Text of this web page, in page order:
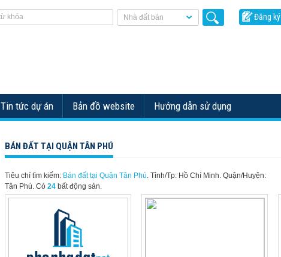
Đăng ký
Nhà đất bán
Tin tức dự án Bản đồ website Hướng dẫn sử dụng
BÁN ĐẤT TẠI QUẬN TÂN PHÚ
Tiêu chí tìm kiếm: Bán đất tại Quận Tân Phú. Tỉnh/Tp: Hồ Chí Minh. Quận/Huyện:
Tân Phú. Có 24 bất động sản.